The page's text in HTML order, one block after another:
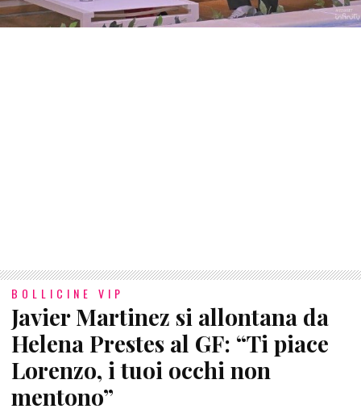
BOLLICINE VIP
Javier Martinez si allontana da
Helena Prestes al GF: “Ti piace
Lorenzo, i tuoi occhi non
mentono”